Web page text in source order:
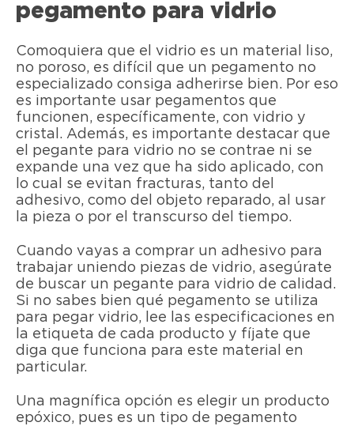
pegamento para vidrio
Comoquiera que el vidrio es un material liso,
no poroso, es difícil que un pegamento no
especializado consiga adherirse bien. Por eso
es importante usar pegamentos que
funcionen, específicamente, con vidrio y
cristal. Además, es importante destacar que
el pegante para vidrio no se contrae ni se
expande una vez que ha sido aplicado, con
lo cual se evitan fracturas, tanto del
adhesivo, como del objeto reparado, al usar
la pieza o por el transcurso del tiempo.
Cuando vayas a comprar un adhesivo para
trabajar uniendo piezas de vidrio, asegúrate
de buscar un pegante para vidrio de calidad.
Si no sabes bien qué pegamento se utiliza
para pegar vidrio, lee las especificaciones en
la etiqueta de cada producto y fíjate que
diga que funciona para este material en
particular.
Una magnífica opción es elegir un producto
epóxico, pues es un tipo de pegamento